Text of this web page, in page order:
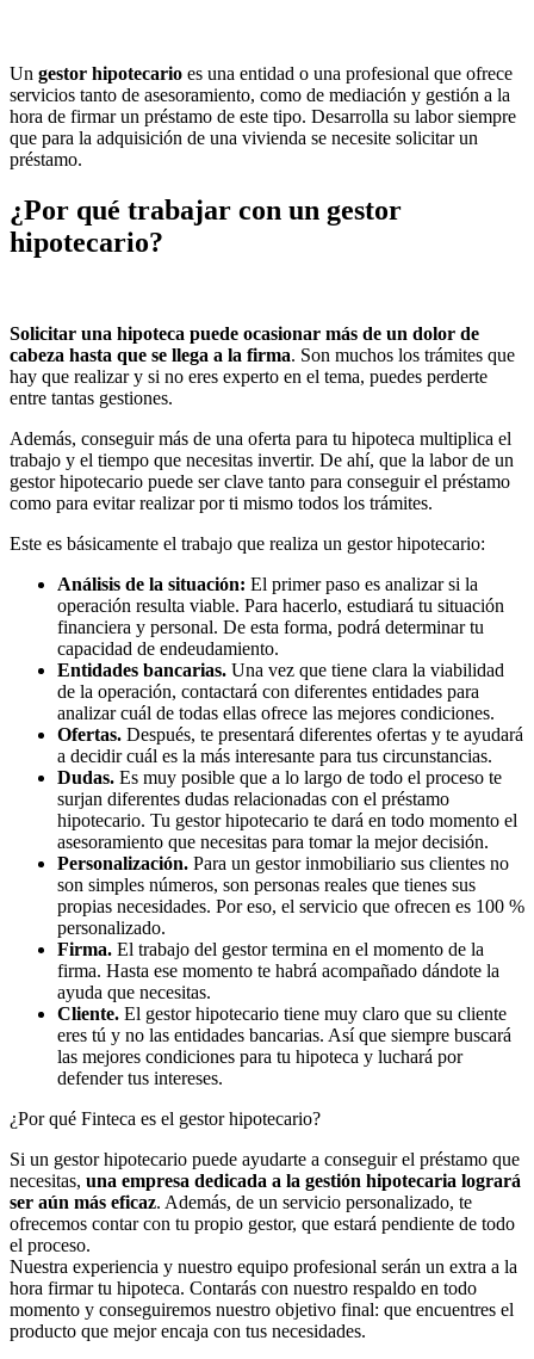
Un gestor hipotecario es una entidad o una profesional que ofrece
servicios tanto de asesoramiento, como de mediación y gestión a la
hora de firmar un préstamo de este tipo. Desarrolla su labor siempre
que para la adquisición de una vivienda se necesite solicitar un
préstamo.
¿Por qué trabajar con un gestor
hipotecario?
Solicitar una hipoteca puede ocasionar más de un dolor de
cabeza hasta que se llega a la firma. Son muchos los trámites que
hay que realizar y si no eres experto en el tema, puedes perderte
entre tantas gestiones.
Además, conseguir más de una oferta para tu hipoteca multiplica el
trabajo y el tiempo que necesitas invertir. De ahí, que la labor de un
gestor hipotecario puede ser clave tanto para conseguir el préstamo
como para evitar realizar por ti mismo todos los trámites.
Este es básicamente el trabajo que realiza un gestor hipotecario:
Análisis de la situación: El primer paso es analizar si la
operación resulta viable. Para hacerlo, estudiará tu situación
financiera y personal. De esta forma, podrá determinar tu
capacidad de endeudamiento.
Entidades bancarias. Una vez que tiene clara la viabilidad
de la operación, contactará con diferentes entidades para
analizar cuál de todas ellas ofrece las mejores condiciones.
Ofertas. Después, te presentará diferentes ofertas y te ayudará
a decidir cuál es la más interesante para tus circunstancias.
Dudas. Es muy posible que a lo largo de todo el proceso te
surjan diferentes dudas relacionadas con el préstamo
hipotecario. Tu gestor hipotecario te dará en todo momento el
asesoramiento que necesitas para tomar la mejor decisión.
Personalización. Para un gestor inmobiliario sus clientes no
son simples números, son personas reales que tienes sus
propias necesidades. Por eso, el servicio que ofrecen es 100 %
personalizado.
Firma. El trabajo del gestor termina en el momento de la
firma. Hasta ese momento te habrá acompañado dándote la
ayuda que necesitas.
Cliente. El gestor hipotecario tiene muy claro que su cliente
eres tú y no las entidades bancarias. Así que siempre buscará
las mejores condiciones para tu hipoteca y luchará por
defender tus intereses.
¿Por qué Finteca es el gestor hipotecario?
Si un gestor hipotecario puede ayudarte a conseguir el préstamo que
necesitas, una empresa dedicada a la gestión hipotecaria logrará
ser aún más eficaz. Además, de un servicio personalizado, te
ofrecemos contar con tu propio gestor, que estará pendiente de todo
el proceso.
Nuestra experiencia y nuestro equipo profesional serán un extra a la
hora firmar tu hipoteca. Contarás con nuestro respaldo en todo
momento y conseguiremos nuestro objetivo final: que encuentres el
producto que mejor encaja con tus necesidades.